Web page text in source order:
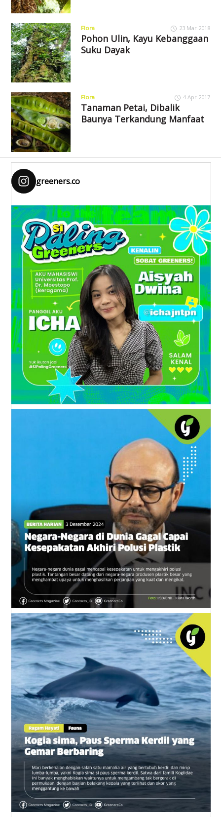
Flora 23 Mar 2018
Pohon Ulin, Kayu Kebanggaan
Suku Dayak
Flora 4 Apr 2017
Tanaman Petai, Dibalik
Baunya Terkandung Manfaat
greeners.co